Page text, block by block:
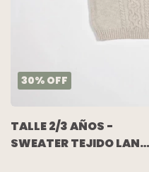
30% OFF
TALLE 2/3 AÑOS -
SWEATER TEJIDO LANA